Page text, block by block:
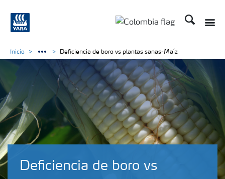
Buscar
Deficiencia de boro vs
Inicio Deficiencia de boro vs plantas sanas-Maíz